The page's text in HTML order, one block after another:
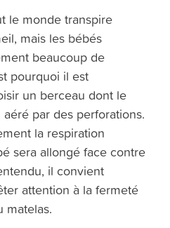
le monde transpire
mais les bébés
beaucoup de
pourquoi il est
un berceau dont le
par des perforations.
la respiration
sera allongé face contre
il convient
attention à la fermeté
matelas.